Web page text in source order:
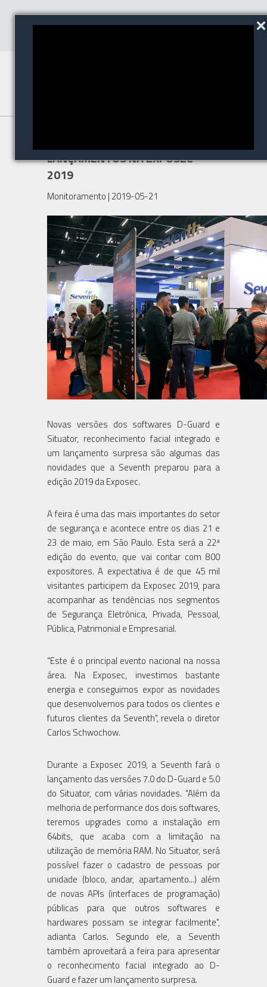
LANÇAMENTOS NA EXPOSEC
2019
Monitoramento | 2019-05-21
Novas versões dos softwares D-Guard e
Situator, reconhecimento facial integrado e
um lançamento surpresa são algumas das
novidades que a Seventh preparou para a
edição 2019 da Exposec.
A feira é uma das mais importantes do setor
de segurança e acontece entre os dias 21 e
23 de maio, em São Paulo. Esta será a 22ª
edição do evento, que vai contar com 800
expositores. A expectativa é de que 45 mil
visitantes participem da Exposec 2019, para
acompanhar as tendências nos segmentos
de Segurança Eletrônica, Privada, Pessoal,
Pública, Patrimonial e Empresarial.
"Este é o principal evento nacional na nossa
área. Na Exposec, investimos bastante
energia e conseguimos expor as novidades
que desenvolvemos para todos os clientes e
futuros clientes da Seventh", revela o diretor
Carlos Schwochow.
Durante a Exposec 2019, a Seventh fará o
lançamento das versões 7.0 do D-Guard e 5.0
do Situator, com várias novidades. "Além da
melhoria de performance dos dois softwares,
teremos upgrades como a instalação em
64bits, que acaba com a limitação na
utilização de memória RAM. No Situator, será
possível fazer o cadastro de pessoas por
unidade (bloco, andar, apartamento...) além
de novas APIs (interfaces de programação)
públicas para que outros softwares e
hardwares possam se integrar facilmente",
adianta Carlos. Segundo ele, a Seventh
também aproveitará a feira para apresentar
o reconhecimento facial integrado ao D-
Guard e fazer um lançamento surpresa.